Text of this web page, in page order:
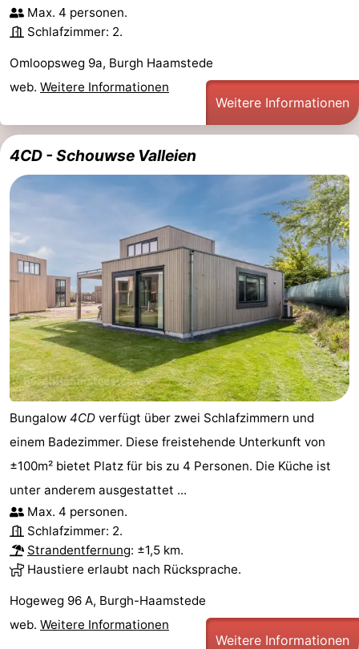
Max. 4 personen.
Schlafzimmer: 2.
Omloopsweg 9a, Burgh Haamstede
web. Weitere Informationen
Weitere Informationen
4CD - Schouwse Valleien
Bungalow 4CD verfügt über zwei Schlafzimmern und
einem Badezimmer. Diese freistehende Unterkunft von
±100m² bietet Platz für bis zu 4 Personen. Die Küche ist
unter anderem ausgestattet ...
Max. 4 personen.
Schlafzimmer: 2.
Strandentfernung: ±1,5 km.
Haustiere erlaubt nach Rücksprache.
Hogeweg 96 A, Burgh-Haamstede
web. Weitere Informationen
Weitere Informationen